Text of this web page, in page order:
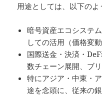
用途としては、以下の
暗号資産エコシステ
しての活用（価格変
国際送金・決済・
数チェーン展開、ブ
特にアジア・中東・
途を念頭に、従来の